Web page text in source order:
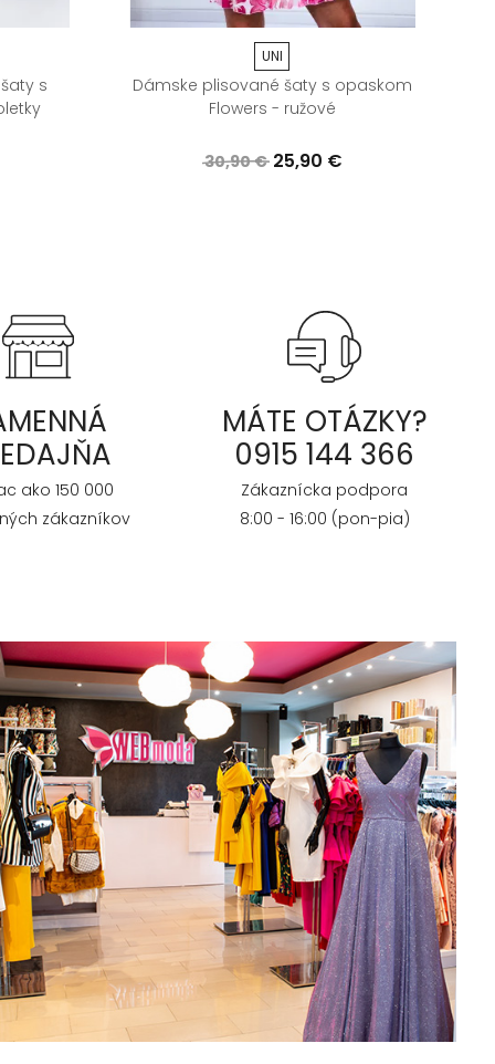
s
UNI
Dámske plisované šaty s opaskom
Flowers - ružové
30,90 € 25,90 €
ako 150 000
zákazníkov
MÁTE OTÁZKY?
0915 144 366
Zákaznícka podpora
8:00 - 16:00 (pon-pia)